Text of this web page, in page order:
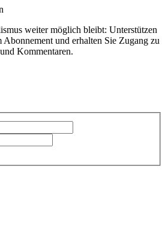
weiter möglich bleibt: Unterstützen
und erhalten Sie Zugang zu
Kommentaren.